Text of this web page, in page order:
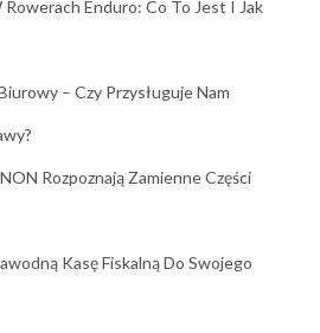
Enduro: Co To Jest I Jak
– Czy Przysługuje Nam
Rozpoznają Zamienne Części
Kasę Fiskalną Do Swojego